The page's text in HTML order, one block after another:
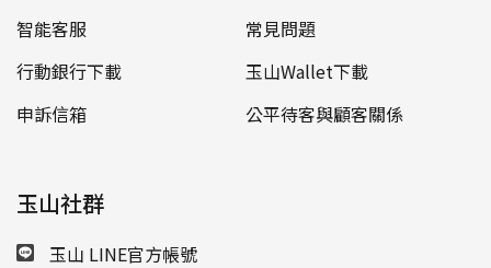
智能客服
常見問題
行動銀行下載
玉山Wallet下載
申訴信箱
公平待客與顧客關係
玉山社群
玉山 LINE官方帳號